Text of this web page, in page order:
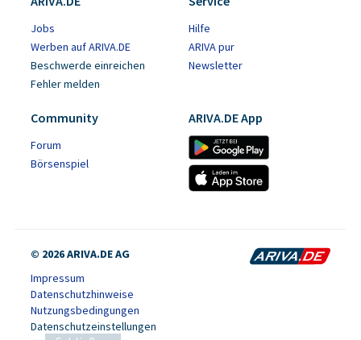
Jobs
Werben auf ARIVA.DE
Beschwerde einreichen
Fehler melden
Hilfe
ARIVA pur
Newsletter
Community
Forum
Börsenspiel
ARIVA.DE App
© 2026 ARIVA.DE AG
Impressum
Datenschutzhinweise
Nutzungsbedingungen
Datenschutzeinstellungen